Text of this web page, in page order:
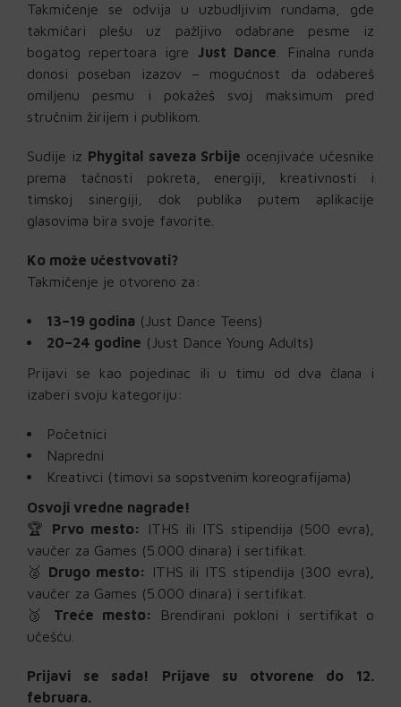
Takmičenje se odvija u uzbudljivim rundama, gde
takmičari plešu uz pažljivo odabrane pesme iz
bogatog repertoara igre Just Dance . Finalna runda
donosi poseban izazov – mogućnost da odabereš
omiljenu pesmu i pokažeš svoj maksimum pred
stručnim žirijem i publikom.
Sudije iz Phygital saveza Srbije ocenjivaće učesnike
prema tačnosti pokreta, energiji, kreativnosti i
timskoj sinergiji, dok publika putem aplikacije
glasovima bira svoje favorite.
Ko može učestvovati?
Takmičenje je otvoreno za:
13–19 godina (Just Dance Teens)
20–24 godine (Just Dance Young Adults)
Prijavi se kao pojedinac ili u timu od dva člana i
izaberi svoju kategoriju:
Početnici
Napredni
Kreativci (timovi sa sopstvenim koreografijama)
Osvoji vredne nagrade!
🏆 Prvo mesto:
ITHS ili ITS stipendija (500 evra),
vaučer za Games (5.000 dinara) i sertifikat.
🥈 Drugo mesto:
ITHS ili ITS stipendija (300 evra),
vaučer za Games (5.000 dinara) i sertifikat.
🥉 Treće mesto:
Brendirani pokloni i sertifikat o
učešću.
Prijavi se sada! Prijave su otvorene do 12.
februara.